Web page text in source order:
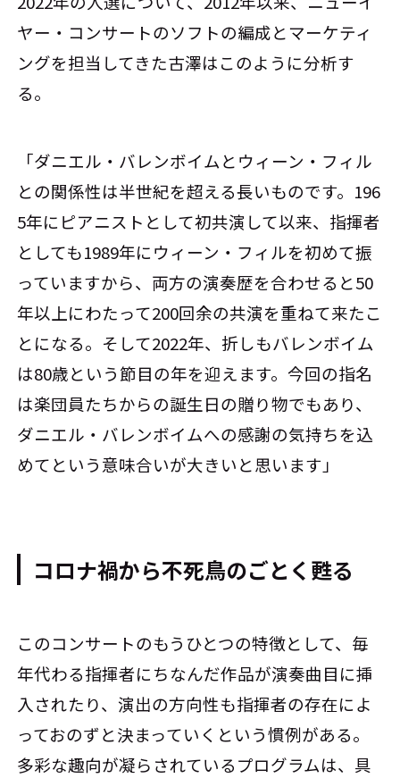
ヤー・コンサートのソフトの編成とマーケティ
ングを担当してきた古澤はこのように分析す
る。
「ダニエル・バレンボイムとウィーン・フィル
との関係性は半世紀を超える長いものです。196
5年にピアニストとして初共演して以来、指揮者
としても1989年にウィーン・フィルを初めて振
っていますから、両方の演奏歴を合わせると50
年以上にわたって200回余の共演を重ねて来たこ
とになる。そして2022年、折しもバレンボイム
は80歳という節目の年を迎えます。今回の指名
は楽団員たちからの誕生日の贈り物でもあり、
ダニエル・バレンボイムへの感謝の気持ちを込
めてという意味合いが大きいと思います」
コロナ禍から不死鳥のごとく甦る
このコンサートのもうひとつの特徴として、毎
年代わる指揮者にちなんだ作品が演奏曲目に挿
入されたり、演出の方向性も指揮者の存在によ
っておのずと決まっていくという慣例がある。
多彩な趣向が凝らされているプログラムは、具